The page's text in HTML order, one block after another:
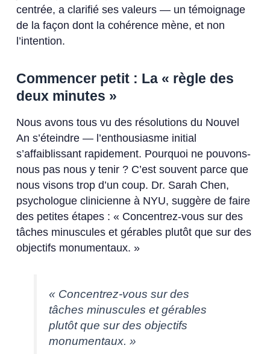
centrée, a clarifié ses valeurs — un témoignage
de la façon dont la cohérence mène, et non
l’intention.
Commencer petit : La « règle des
deux minutes »
Nous avons tous vu des résolutions du Nouvel
An s’éteindre — l’enthousiasme initial
s’affaiblissant rapidement. Pourquoi ne pouvons-
nous pas nous y tenir ? C’est souvent parce que
nous visons trop d’un coup. Dr. Sarah Chen,
psychologue clinicienne à NYU, suggère de faire
des petites étapes : « Concentrez-vous sur des
tâches minuscules et gérables plutôt que sur des
objectifs monumentaux. »
« Concentrez-vous sur des
tâches minuscules et gérables
plutôt que sur des objectifs
monumentaux. »